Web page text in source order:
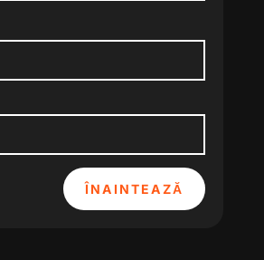
ÎNAINTEAZĂ